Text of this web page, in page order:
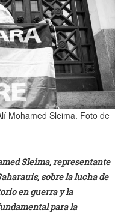
Mohamed Sleima. Foto de
Sleima, representante
sobre la lucha de
en guerra y la
para la